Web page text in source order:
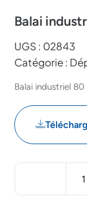
Balai
UGS : 02843
Catégorie :
Balai industriel